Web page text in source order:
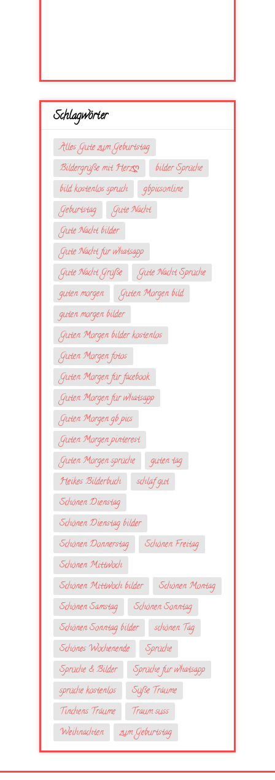
Schlagwörter
Alles Gute zum Geburtstag
Bildergrüße mit Herzღ
bilder Sprüche
bild kostenlos spruch
gbpicsonline
Geburtstag
Gute Nacht
Gute Nacht bilder
Gute Nacht für whatsapp
Gute Nacht Grüße
Gute Nacht Sprüche
guten morgen
Guten Morgen bild
guten morgen bilder
Guten Morgen bilder kostenlos
Guten Morgen fotos
Guten Morgen für facebook
Guten Morgen für whatsapp
Guten Morgen gb pics
Guten Morgen pinterest
Guten Morgen sprüche
guten tag
Heikes Bilderbuch
schlaf gut
Schönen Dienstag
Schönen Dienstag bilder
Schönen Donnerstag
Schönen Freitag
Schönen Mittwoch
Schönen Mittwoch bilder
Schönen Montag
Schönen Samstag
Schönen Sonntag
Schönen Sonntag bilder
schönen Tag
Schönes Wochenende
Sprüche
Sprüche & Bilder
Sprüche fur whatsapp
sprüche kostenlos
Süße Träume
Tinchens Träume
Traum suss
Weihnachten
zum Geburtstag